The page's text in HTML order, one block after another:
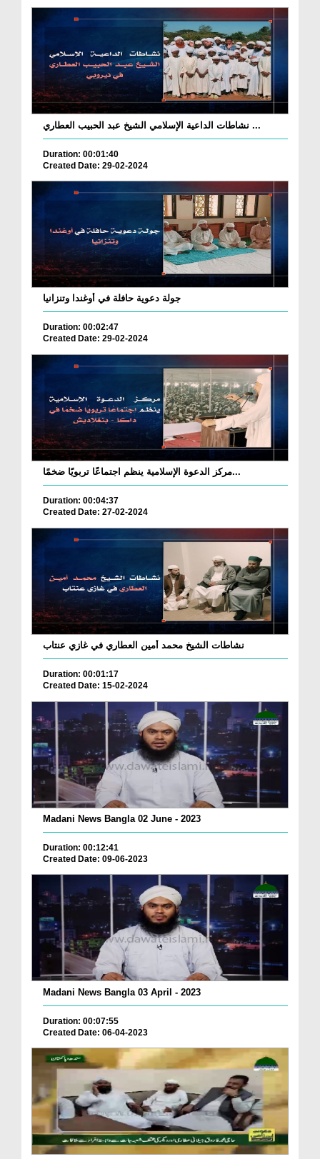
نشاطات الداعية الإسلامي الشيخ عبد الحبيب العطاري ...
Duration: 00:01:40
Created Date: 29-02-2024
جولة دعوية حافلة في أوغندا وتنزانيا
Duration: 00:02:47
Created Date: 29-02-2024
مركز الدعوة الإسلامية ينظم اجتماعًا تربويًا ضخمًا...
Duration: 00:04:37
Created Date: 27-02-2024
نشاطات الشيخ محمد أمين العطاري في غازي عنتاب
Duration: 00:01:17
Created Date: 15-02-2024
Madani News Bangla 02 June - 2023
Duration: 00:12:41
Created Date: 09-06-2023
Madani News Bangla 03 April - 2023
Duration: 00:07:55
Created Date: 06-04-2023